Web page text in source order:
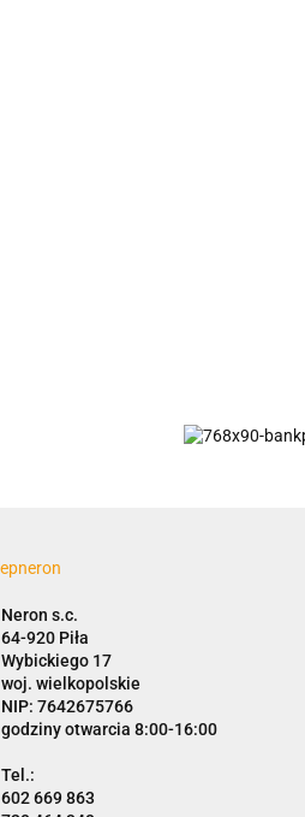
Neron s.c.
Wybickiego 17
woj. wielkopolskie
NIP: 7642675766
godziny otwarcia 8:00-16:00
602 669 863